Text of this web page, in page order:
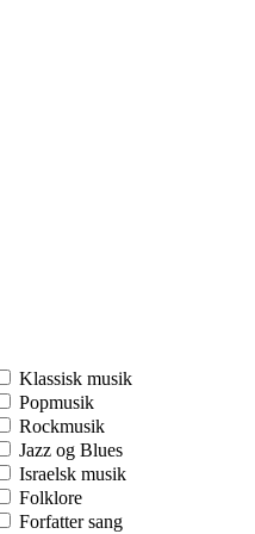
Klassisk musik
Popmusik
Rockmusik
Jazz og Blues
Israelsk musik
Folklore
Forfatter sang